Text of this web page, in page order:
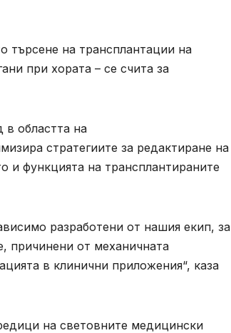
търсене на трансплантации на
при хората – се счита за
областта на
стратегиите за редактиране на
и функцията на трансплантираните
разработени от нашия екип, за
причинени от механичната
в клинични приложения“, каза
на световните медицински